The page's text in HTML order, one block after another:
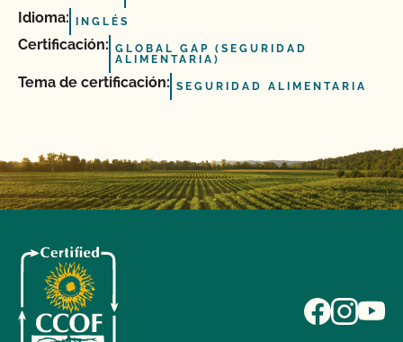
Idioma: INGLÉS
Certificación: GLOBAL GAP (SEGURIDAD
ALIMENTARIA)
Tema de certificación: SEGURIDAD ALIMENTARIA